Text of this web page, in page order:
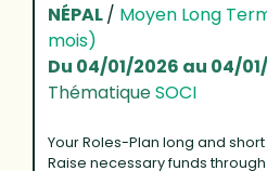
NÉPAL/ Moyen Long
mois)
Du 04/01/2026 au 04/
ThématiqueSOCI
Your Roles-Plan long and
Raise necessary funds